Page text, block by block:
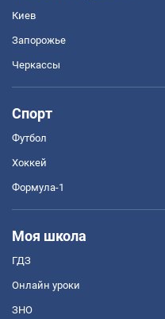
Киев
Запорожье
Черкассы
Спорт
Футбол
Хоккей
Формула-1
Моя школа
ГДЗ
Онлайн уроки
ЗНО